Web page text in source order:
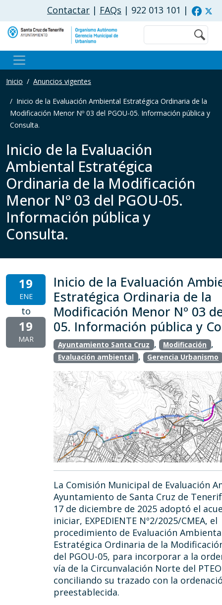
Pasar al contenido principal
Contactar | FAQs | 922 013 101 |
Buscar
Inicio Anuncios vigentes
Inicio de la Evaluación Ambiental Estratégica Ordinaria de la
Modificación Menor Nº 03 del PGOU-05. Información pública y
Consulta.
Inicio de la Evaluación
Ambiental Estratégica
Ordinaria de la Modificación
Menor Nº 03 del PGOU-05.
Información pública y
Consulta.
19
ENE
to
19
MAR
Inicio de la Evaluación
Estratégica Ordinaria de la
Modificación Menor Nº 03
05. Información pública y
Ayuntamiento Santa Cruz , Modificación ,
Evaluación ambiental , Gerencia Urbanismo
La Comisión Municipal de Evaluación
Ayuntamiento de Santa Cruz de
17 de diciembre de 2025 adoptó el
iniciar, EXPEDIENTE Nº2/2025/CMEA, el
procedimiento de Evaluación
Estratégica Ordinaria de la
del PGOU-05, para incorporar a la
vía de la Circunvalación Norte del
conciliando su trazado con la
preestablecida.